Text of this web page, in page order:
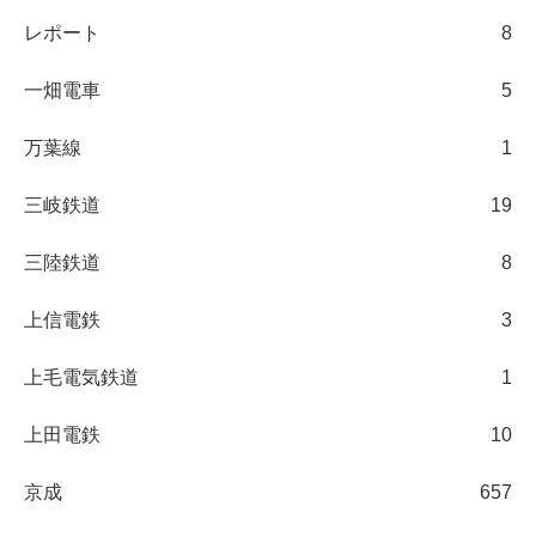
レポート 8
一畑電車 5
万葉線 1
三岐鉄道 19
三陸鉄道 8
上信電鉄 3
上毛電気鉄道 1
上田電鉄 10
京成 657